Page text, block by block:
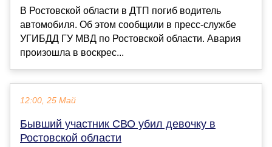
В Ростовской области в ДТП погиб водитель
автомобиля. Об этом сообщили в пресс-службе
УГИБДД ГУ МВД по Ростовской области. Авария
произошла в воскрес...
12:00, 25 Май
Бывший участник СВО убил девочку в
Ростовской области